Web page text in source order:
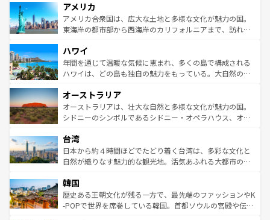
ンツ一覧を参照してほしい。
の建物がそのまま残る町や、スイスならではのユニークな
博物館もあり、アルプス観光だけでなく町歩きも満喫する
ことができる。国民の所得が高いため物価も高いが、旅行
ば市内交通費無料で観光を楽しむこともできる。 なお、新
着のスイス情報はコンテンツ一覧 を参照してほしい。
アメリカ
アメリカ合衆国は、広大な土地と多様な文化が魅力の国。
東海岸の都市部から西海岸のカリフォルニアまで、訪れる
のような巨大都市は、観光、ショッピング、エンターテイ
ンメントが詰まった刺激的なスポットだ。一方、アメリカ
西部には大自然が広がり、グランドキャニオンやイエロー
部のニューオーリンズでは、音楽と美食が融合した独特の
文化が魅力。旅行者はアメリカの各地域で異なる魅力を楽
しみながら、その多様性と豊かな歴史を感じることができ
ならではの贅沢な旅のスタイルだ。 なお、新着のアメリカ
情報はコンテンツ一覧を参照してほしい。
ハワイ
年間を通じて温暖な気候に恵まれ、多くの島で構成される
ハワイは、どの島も独自の魅力をもっている。大自然の神
ワイ島は見逃せない。また、定番の観光地といえばオアフ
島だが、静かな自然を求めるならマウイ島やカウアイ島が
おすすめ。エメラルドグリーンに輝く海をはじめ、豊かな
れるおもてなしの心で訪れる人々を迎えてくれるハワイの
人々、おいしいローカルフードやハワイアンミュージッ
ク、伝統的なフラダンスなど、すべてがハワイの魅力を彩
ワイを、存分に味わってほしい。 なお、新着のハワイ情報
はコンテンツ一覧を参照してほしい。
オーストラリア
オーストラリアは、壮大な自然と多様な文化が魅力の国。
シドニーのシンボルであるシドニー・オペラハウス、オー
リアリーフや大陸中央部にそびえるウルル（エアーズロッ
ク）、タスマニアの美しい原生林やケアンズの熱帯雨林な
ど、見どころがたくさん。また、カフェやワイン、オージ
いる。アクティビティも充実しており、サーフィンやダイ
ビング、ハイキングなど、アウトドア好きにはたまらな
い。オーストラリアの多彩な魅力を存分に味わいつくそ
台湾
日本から約４時間ほどでたどり着く台湾は、多彩な文化と
自然が織りなす魅力的な観光地。活気あふれる大都市の台
ン）、静ひつな山岳地帯である台湾東部など、都市の喧騒
と山間の静けさが共存しており、訪れる人に新しい発見と
驚きをもたらしてくれる。また、奥深い台湾の食文化も魅
韓国
歴史ある王朝文化が残る一方で、最先端のファッションやK
-POPで世界を席巻している韓国。首都ソウルの宮殿や伝統